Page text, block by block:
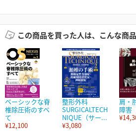
この商品を買った人は、こんな商品
ベーシックな脊
椎除圧術のすべ
て
¥12,100
整形外科
SURGICALTECH
NIQUE（サー...
¥3,080
肩・
障害